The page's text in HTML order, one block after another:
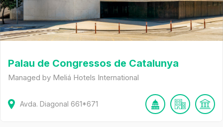
Palau de Congressos de Catalunya
Managed by Meliá Hotels International
Avda. Diagonal 661*671